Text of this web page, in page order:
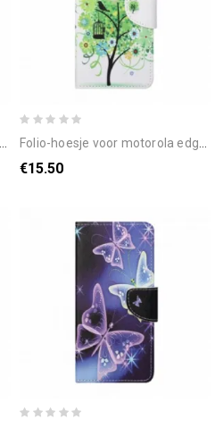
folio-hoesje voor motorola edge 20 groene boom
€15.50